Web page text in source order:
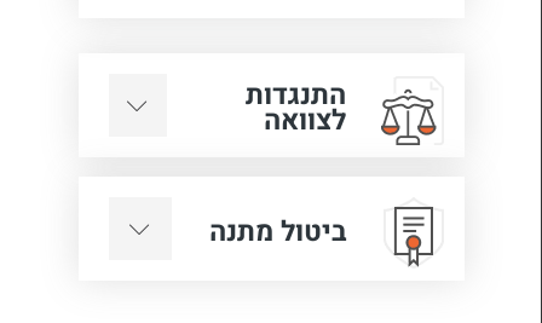
התנגדות
לצוואה
ביטול מתנה